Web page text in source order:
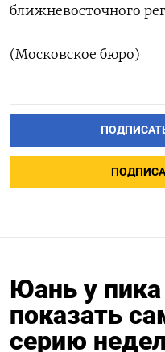
ближневосточного
(Московское бюро)
Юань у
показать
серию